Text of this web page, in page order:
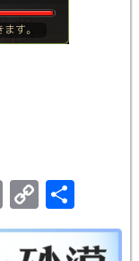
E
m
ail
C
o
p
有